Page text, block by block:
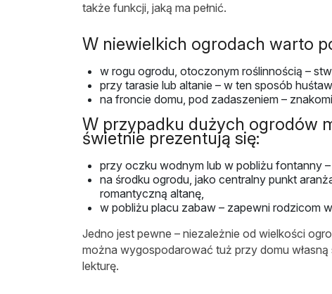
także funkcji, jaką ma pełnić.
W niewielkich ogrodach warto
w rogu ogrodu, otoczonym roślinnością –
przy tarasie lub altanie – w ten sposób
na froncie domu, pod zadaszeniem –
W przypadku dużych ogrodów
świetnie prezentują się:
przy oczku wodnym lub w pobliżu fontanny
na środku ogrodu, jako centralny punkt
romantyczną altanę,
w pobliżu placu zabaw – zapewni rodzicom
Jedno jest pewne – niezależnie od wielkości
można wygospodarować tuż przy domu
lekturę.